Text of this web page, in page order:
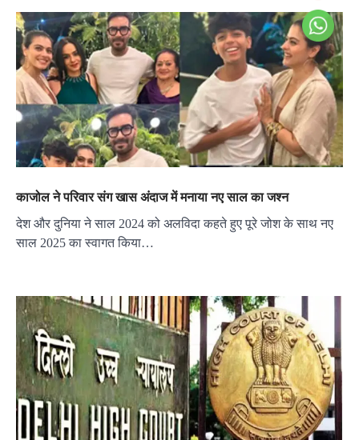
काजोल ने परिवार संग खास अंदाज में मनाया नए साल का जश्न
देश और दुनिया ने साल 2024 को अलविदा कहते हुए पूरे जोश के साथ नए
साल 2025 का स्वागत किया…